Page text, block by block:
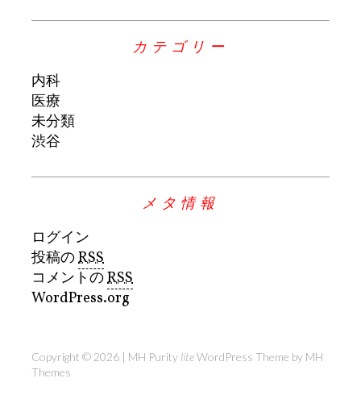
カテゴリー
内科
医療
未分類
渋谷
メタ情報
ログイン
投稿のRSS
コメントのRSS
WordPress.org
Copyright © 2026 | MH Purity liteWordPress Theme by MH
Themes